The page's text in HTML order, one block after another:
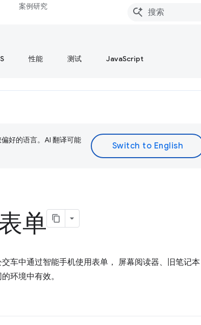
案例研究
性能 测试 JavaScript
好的语言。AI 翻译可能
单
车中通过智能手机使用表单， 屏幕阅读器、旧笔记本
环境中有效。